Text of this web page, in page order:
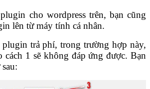
cho wordpress trên, bạn cũng
lên từ máy tính cá nhân.
trả phí, trong trường hợp này,
cách 1 sẽ không đáp ứng được. Bạn